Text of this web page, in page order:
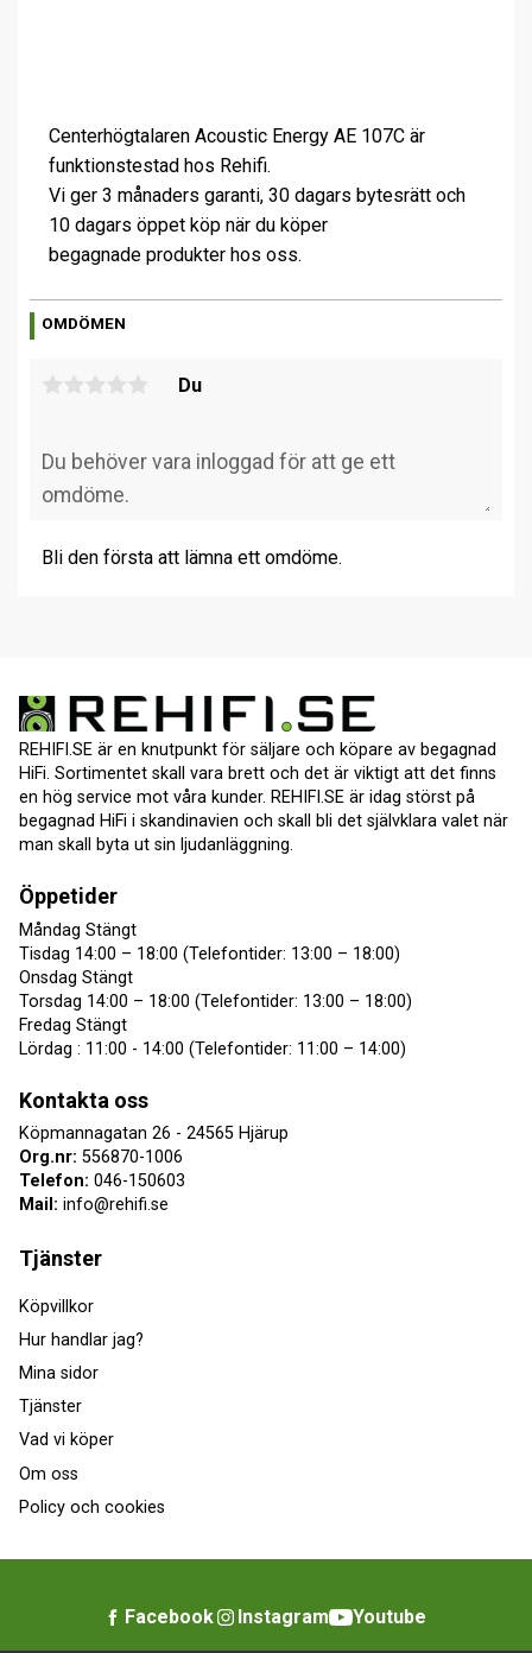
Centerhögtalaren Acoustic Energy AE 107C är
funktionstestad hos Rehifi.
Vi ger 3 månaders garanti, 30 dagars bytesrätt och
10 dagars öppet köp när du köper
begagnade produkter hos oss.
OMDÖMEN
Du
Bli den första att lämna ett omdöme.
REHIFI.SE är en knutpunkt för säljare och köpare av begagnad
HiFi. Sortimentet skall vara brett och det är viktigt att det finns
en hög service mot våra kunder. REHIFI.SE är idag störst på
begagnad HiFi i skandinavien och skall bli det självklara valet när
man skall byta ut sin ljudanläggning.
Öppetider
Måndag Stängt
Tisdag 14:00 – 18:00 (Telefontider: 13:00 – 18:00)
Onsdag Stängt
Torsdag 14:00 – 18:00 (Telefontider: 13:00 – 18:00)
Fredag Stängt
Lördag : 11:00 - 14:00 (Telefontider: 11:00 – 14:00)
Kontakta oss
Köpmannagatan 26 - 24565 Hjärup
Org.nr: 556870-1006
Telefon: 046-150603
Mail: info@rehifi.se
Tjänster
Köpvillkor
Hur handlar jag?
Mina sidor
Tjänster
Vad vi köper
Om oss
Policy och cookies
Facebook Instagram Youtube